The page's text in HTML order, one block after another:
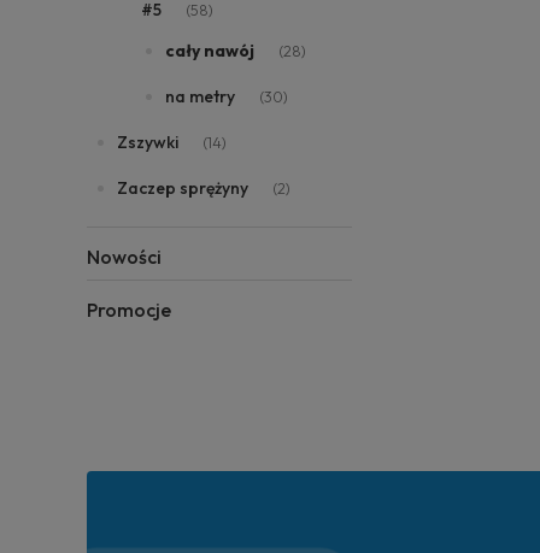
#5
(58)
cały nawój (28)
na metry (30)
Zszywki (14)
Zaczep sprężyny (2)
Nowości
Promocje